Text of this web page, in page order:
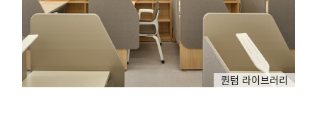
퀀텀 라이브러리